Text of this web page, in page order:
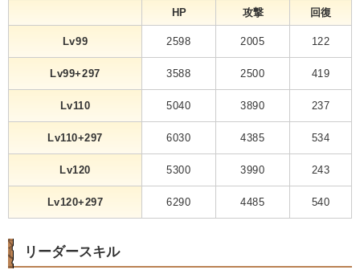
HP 攻撃 回復
Lv99 2598 2005 122
Lv99+297 3588 2500 419
Lv110 5040 3890 237
Lv110+297 6030 4385 534
Lv120 5300 3990 243
Lv120+297 6290 4485 540
リーダースキル